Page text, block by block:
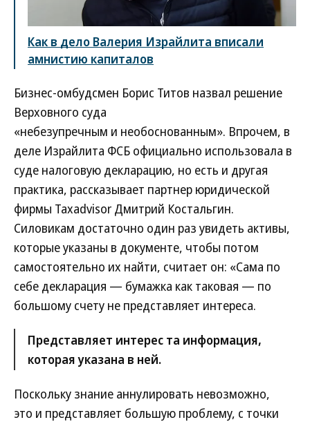
Как в дело Валерия Израйлита вписали
амнистию капиталов
Бизнес-омбудсмен Борис Титов назвал решение
Верховного суда
«небезупречным и необоснованным». Впрочем, в
деле Израйлита ФСБ официально использовала в
суде налоговую декларацию, но есть и другая
практика, рассказывает партнер юридической
фирмы Taxadvisor Дмитрий Костальгин.
Силовикам достаточно один раз увидеть активы,
которые указаны в документе, чтобы потом
самостоятельно их найти, считает он: «Сама по
себе декларация — бумажка как таковая — по
большому счету не представляет интереса.
Представляет интерес та информация,
которая указана в ней.
Поскольку знание аннулировать невозможно,
это и представляет большую проблему, с точки